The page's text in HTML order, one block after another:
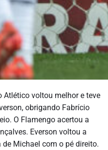
Atlético voltou melhor e teve
obrigando Fabrício
O Flamengo acertou a
Everson voltou a
Michael com o pé direito.